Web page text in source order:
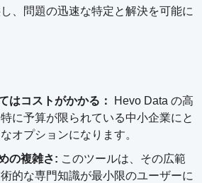
、問題の迅速な特定と解決を可能に
はコストがかかる：
Hevo Data の高
に予算が限られている中小企業にと
オプションになります。
の複雑さ: このツールは、その広範
的な専門知識が最小限のユーザーに